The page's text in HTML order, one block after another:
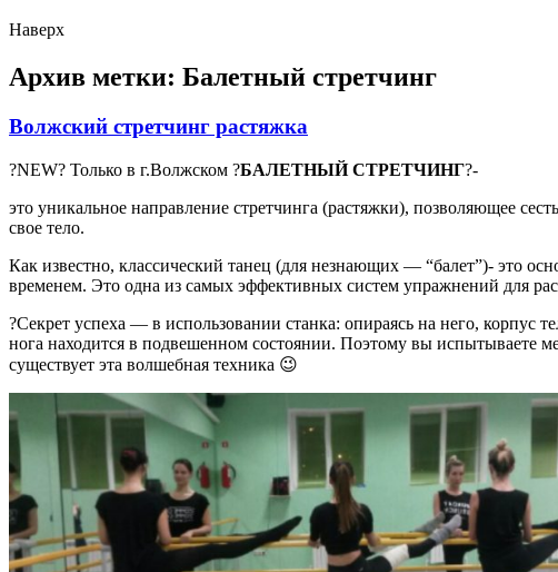
Наверх
Архив метки: Балетный стретчинг
Волжский стретчинг растяжка
?NEW? Только в г.Волжском ?БАЛЕТНЫЙ СТРЕТЧИНГ?-
это уникальное направление стретчинга (растяжки), позволяющее
свое тело.
Как известно, классический танец (для незнающих — “балет”)- это
временем. Это одна из самых эффективных систем упражнений для
?Cекрет успеха — в использовании станка: опираясь на него,
нога находится в подвешенном состоянии. Поэтому вы испытываете
существует эта волшебная техника 😉